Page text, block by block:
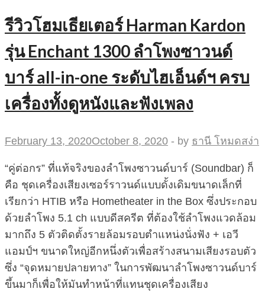
รีวิวโฮมเธียเตอร์ Harman Kardon
รุ่น Enchant 1300 ลำโพงซาวนด์
บาร์ all-in-one ระดับไฮเอ็นด์ฯ ครบ
เครื่องทั้งดูหนังและฟังเพลง
February 13, 2020October 8, 2020 - by ธานี โหมดสง่า
“คู่ต่อกร” ที่แท้จริงของลำโพงซาวนด์บาร์ (Soundbar) ก็
คือ ชุดเครื่องเสียงเซอร์ราวนด์แบบดั้งเดิมขนาดเล็กที่
เรียกว่า HTIB หรือ Hometheater in the Box ซึ่งประกอบ
ด้วยลำโพง 5.1 ch แบบดีสครีต ที่ต้องใช้ลำโพงแวดล้อม
มากถึง 5 ตัวติดตั้งรายล้อมรอบตำแหน่งนั่งฟัง + เอวี
แอมป์ฯ ขนาดใหญ่อีกหนึ่งตัวเพื่อสร้างสนามเสียงรอบตัว
ซึ่ง “จุดหมายปลายทาง” ในการพัฒนาลำโพงซาวนด์บาร์
ขึ้นมาก็เพื่อให้มันทำหน้าที่แทนชุดเครื่องเสียง